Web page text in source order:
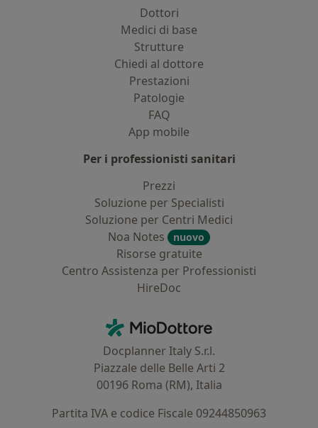
Dottori
Medici di base
Strutture
Chiedi al dottore
Prestazioni
Patologie
FAQ
App mobile
Per i professionisti sanitari
Prezzi
Soluzione per Specialisti
Soluzione per Centri Medici
Noa Notes
nuovo
Risorse gratuite
Centro Assistenza per Professionisti
HireDoc
MioDottore - Homepage
Docplanner Italy S.r.l.
Piazzale delle Belle Arti 2
00196 Roma (RM), Italia
Partita IVA e codice Fiscale 09244850963